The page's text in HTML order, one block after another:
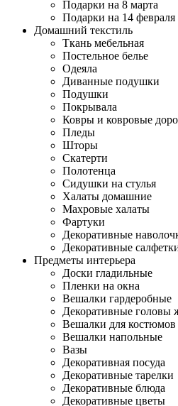
Подарки на 8 марта
Подарки на 14 февраля
Домашний текстиль
Ткань мебельная
Постельное белье
Одеяла
Диванные подушки
Подушки
Покрывала
Ковры и ковровые
Пледы
Шторы
Скатерти
Полотенца
Сидушки на стулья
Халаты домашние
Махровые халаты
Фартуки
Декоративные
Декоративные
Предметы интерьера
Доски гладильные
Пленки на окна
Вешалки гардеробные
Декоративные головы
Вешалки для костюмов
Вешалки напольные
Вазы
Декоративная посуда
Декоративные тарелки
Декоративные блюда
Декоративные цветы